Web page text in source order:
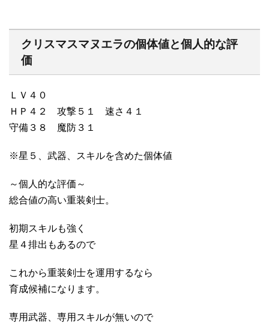
クリスマスマヌエラの個体値と個人的な評
価
ＬＶ４０
ＨＰ４２ 攻撃５１ 速さ４１
守備３８ 魔防３１
※星５、武器、スキルを含めた個体値
～個人的な評価～
総合値の高い重装剣士。
初期スキルも強く
星４排出もあるので
これから重装剣士を運用するなら
育成候補になります。
専用武器、専用スキルが無いので